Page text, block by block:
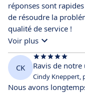
réponses sont
de résoudre la
qualité de service !
Voir plus
CK Ravis de
Cindy Kneppert,
Nous avons